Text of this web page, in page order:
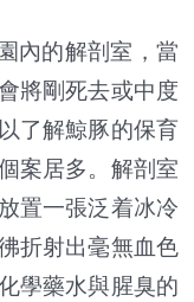
內的解剖室，當
將剛死去或中度
了解鯨豚的保育
案居多。解剖室
置一張泛着冰冷
折射出毫無血色
學藥水與腥臭的